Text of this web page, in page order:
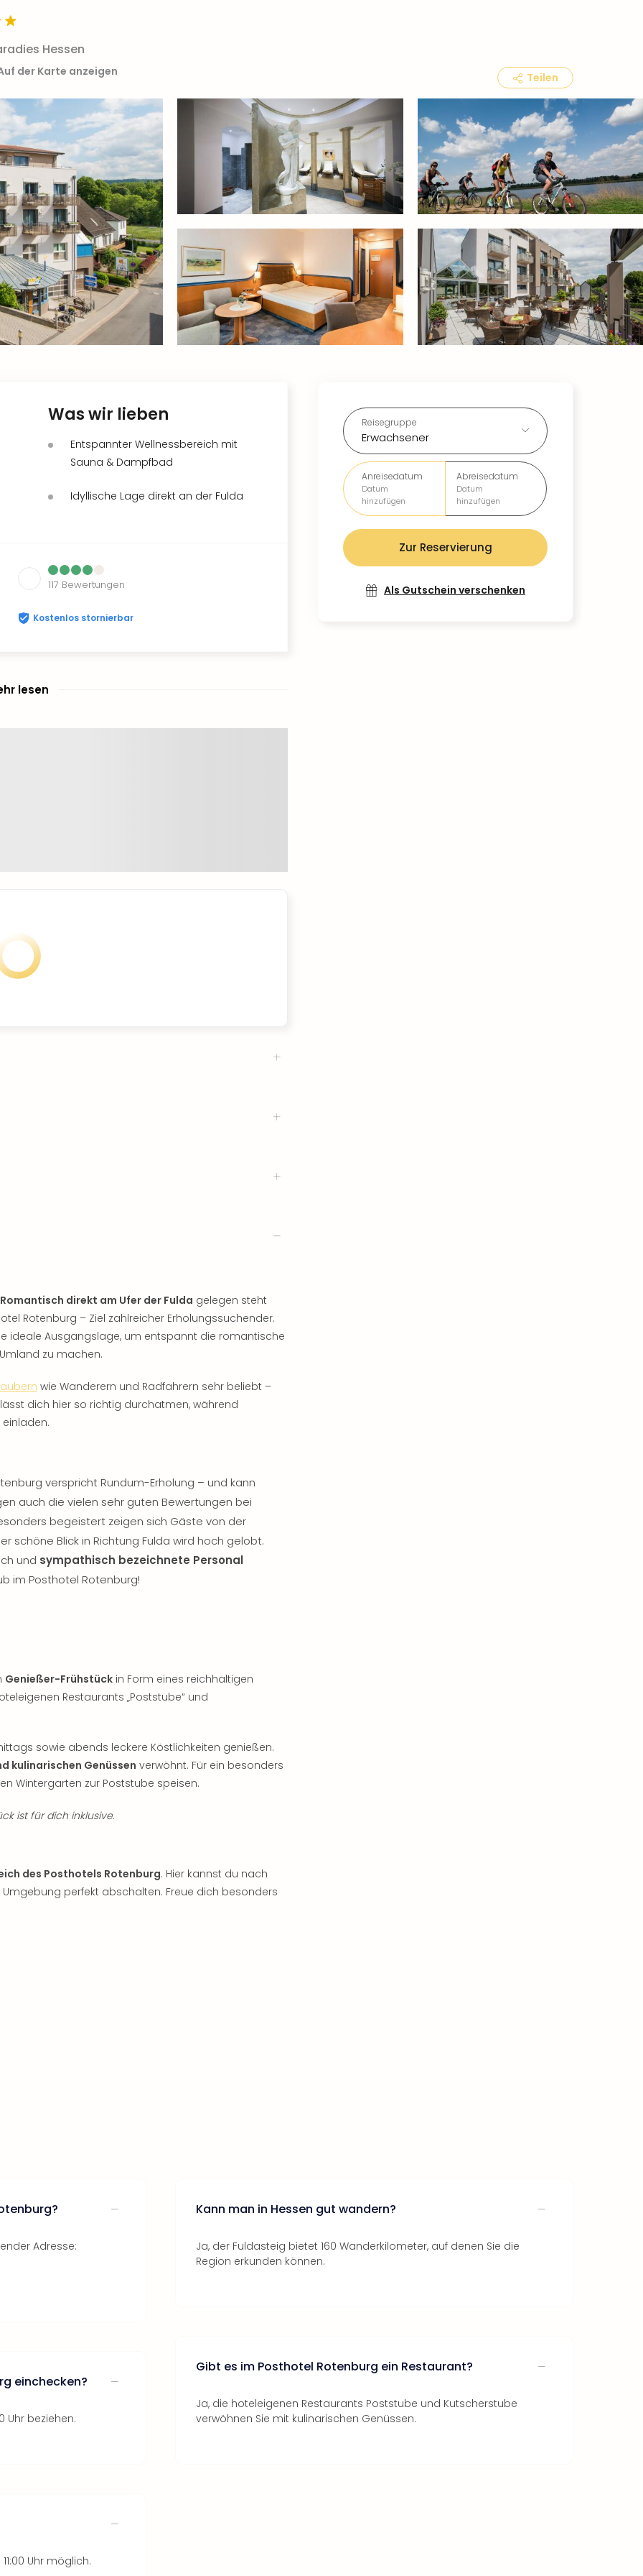
Hessen
der Karte anzeigen Teilen
Reisegruppe
Erwachsener
Anreisedatum
Datum
hinzufügen
Abreisedatum
Datum
hinzufügen
Zur Reservierung
Als Gutschein verschenken
Was wir lieben
Entspannter Wellnessbereich mit
Sauna & Dampfbad
Idyllische Lage direkt an der Fulda
117 Bewertungen
Kostenlos stornierbar
lesen
Romantisch direkt am Ufer der Fulda gelegen steht
Rotenburg – Ziel zahlreicher Erholungssuchender.
ideale Ausgangslage, um entspannt die romantische
zu machen.
wie Wanderern und Radfahrern sehr beliebt –
dich hier so richtig durchatmen, während
verspricht Rundum-Erholung – und kann
auch die vielen sehr guten Bewertungen bei
begeistert zeigen sich Gäste von der
schöne Blick in Richtung Fulda wird hoch gelobt.
und sympathisch bezeichnete Personal
im Posthotel Rotenburg!
Genießer-Frühstück in Form eines reichhaltigen
Restaurants „Poststube“ und
sowie abends leckere Köstlichkeiten genießen.
kulinarischen Genüssen verwöhnt. Für ein besonders
Wintergarten zur Poststube speisen.
ist für dich inklusive.
des Posthotels Rotenburg. Hier kannst du nach
perfekt abschalten. Freue dich besonders
Adresse:
einchecken?
Uhr beziehen.
Uhr möglich.
Kann man in Hessen gut wandern?
Ja, der Fuldasteig bietet 160 Wanderkilometer, auf denen Sie die
Region erkunden können.
Gibt es im Posthotel Rotenburg ein Restaurant?
Ja, die hoteleigenen Restaurants Poststube und Kutscherstube
verwöhnen Sie mit kulinarischen Genüssen.